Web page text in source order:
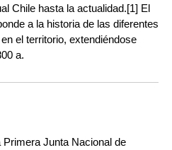
Chile hasta la actualidad.[1] El
a la historia de las diferentes
el territorio, extendiéndose
a.
Primera Junta Nacional de